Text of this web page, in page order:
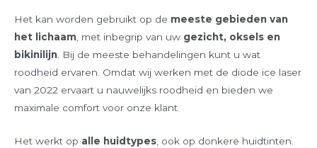
Het kan worden gebruikt op de meeste gebieden van
het lichaam , met inbegrip van uw gezicht, oksels en
bikinilijn . Bij de meeste behandelingen kunt u wat
roodheid ervaren. Omdat wij werken met de diode ice laser
van 2022 ervaart u nauwelijks roodheid en bieden we
maximale comfort voor onze klant.
Het werkt op alle huidtypes , ook op donkere huidtinten.